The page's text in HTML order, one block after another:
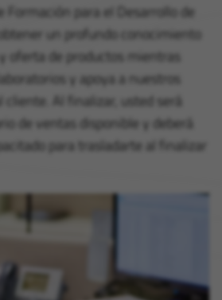
Formación para el Desarrollo de
un profundo conocimiento
oferta de productos mientras
y apoya a nuestros
cliente. Al finalizar, usted será
de ventas disponible y deberá
para trasladarte al finalizar